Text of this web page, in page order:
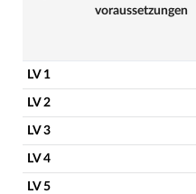
voraussetzungen
LV 1
LV 2
LV 3
LV 4
LV 5